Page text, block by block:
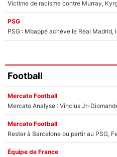
PSG
PSG : Mbappé achève le Real Madrid,
Football
Mercato Football
Mercato Football
Équipe de France